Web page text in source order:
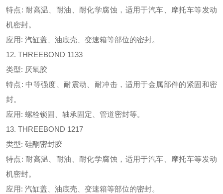
特点: 耐高温、耐油、耐化学腐蚀，适用于汽车、摩托车等发动
机密封。
应用: 汽缸盖、油底壳、变速箱等部位的密封。
12. THREEBOND 1133
类型: 厌氧胶
特点: 中等强度、耐震动、耐冲击，适用于金属部件的紧固和密
封。
应用: 螺栓锁固、轴承固定、管道密封等。
13. THREEBOND 1217
类型: 硅酮密封胶
特点: 耐高温、耐油、耐化学腐蚀，适用于汽车、摩托车等发动
机密封。
应用: 汽缸盖、油底壳、变速箱等部位的密封。